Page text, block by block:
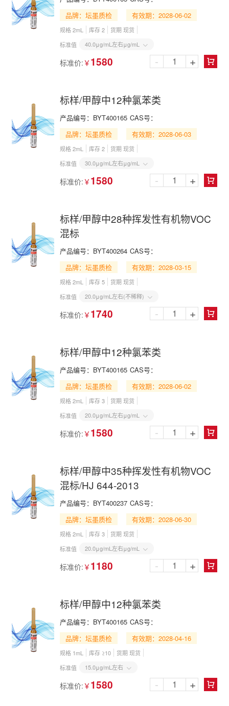
品牌：坛墨质检
有效期：2028-06-02
规格 2mL 库存 2
货期 现货
标准值
40.0μg/mL左右μg/mL 
标准价: ￥ 1580 
- +
标样/甲醇中12种氯苯类
产品编号： BYT400165 CAS号：
品牌：坛墨质检
有效期：2028-06-03
规格 2mL 库存 2
货期 现货
标准值
30.0μg/mL左右μg/mL 
标准价: ￥ 1580 
- +
标样/甲醇中28种挥发性有机物VOC
混标
产品编号： BYT400264 CAS号：
品牌：坛墨质检
有效期：2028-03-15
规格 2mL 库存 5
货期 现货
标准值
20.0μg/mL左右(不稀释) 
标准价: ￥ 1740 
- +
标样/甲醇中12种氯苯类
产品编号： BYT400165 CAS号：
品牌：坛墨质检
有效期：2028-06-02
规格 2mL 库存 3
货期 现货
标准值
20.0μg/mL左右μg/mL 
标准价: ￥ 1580 
- +
标样/甲醇中35种挥发性有机物VOC
混标/HJ 644-2013
产品编号： BYT400237 CAS号：
品牌：坛墨质检
有效期：2028-06-30
规格 2mL 库存 3
货期 现货
标准值
20.0μg/mL左右μg/mL 
标准价: ￥ 1180 
- +
标样/甲醇中12种氯苯类
产品编号： BYT400165 CAS号：
品牌：坛墨质检
有效期：2028-04-16
规格 1mL 库存 ≥10
货期 现货
标准值
15.0μg/mL左右 
标准价: ￥ 1580 
- +